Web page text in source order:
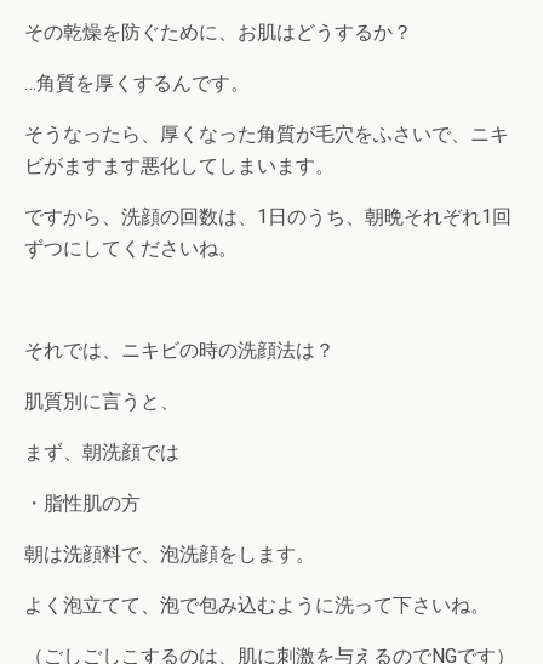
その乾燥を防ぐために、お肌はどうするか？
…角質を厚くするんです。
そうなったら、厚くなった角質が毛穴をふさいで、ニキ
ビがますます悪化してしまいます。
ですから、洗顔の回数は、1日のうち、朝晩それぞれ1回
ずつにしてくださいね。
それでは、ニキビの時の洗顔法は？
肌質別に言うと、
まず、朝洗顔では
・脂性肌の方
朝は洗顔料で、泡洗顔をします。
よく泡立てて、泡で包み込むように洗って下さいね。
（ごしごしこするのは、肌に刺激を与えるのでNGです）